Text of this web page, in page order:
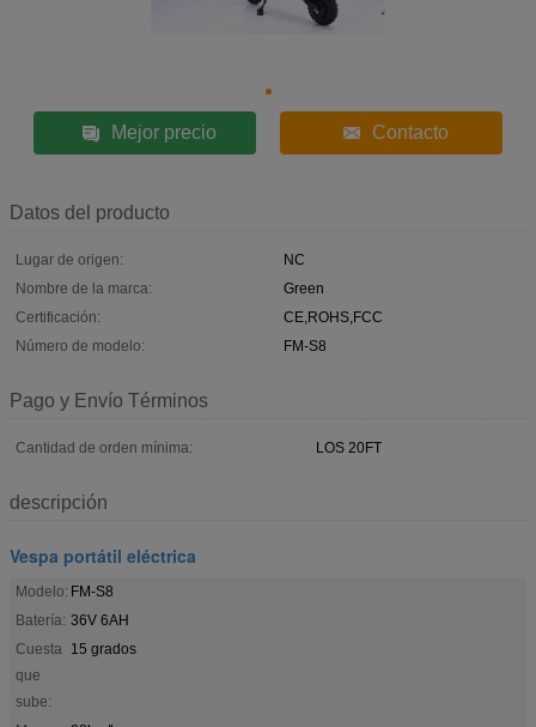
Mejor precio Contacto
Datos del producto
Lugar de origen:
NC
Nombre de la marca:
Green
Certificación:
CE,ROHS,FCC
Número de modelo:
FM-S8
Pago y Envío Términos
Cantidad de orden mínima: LOS 20FT
descripción
Vespa portátil eléctrica
Modelo: FM-S8
Batería: 36V 6AH
Cuesta
que
sube:
15 grados